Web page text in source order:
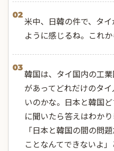
02
米中、日韓の件で、タ
ように感じるね。これ
03
韓国は、タイ国内の工
があってどれだけのタ
いのかな。日本と韓国
に聞いたら答えはわかり
「日本と韓国の間の問
ことなんてできないよ